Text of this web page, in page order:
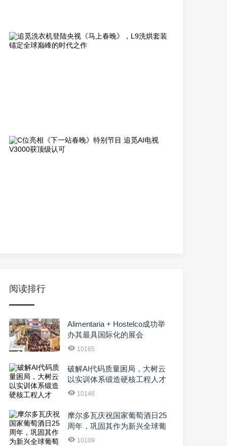
阅读排行
Alimentaria + Hostelco成功举
办其最具国际化的展会
10165
破解AI代码质量困局，大树云
以实训体系锻造硬核工程人才
10146
摩尔多瓦庆祝国家葡萄酒日25
周年，巩固其作为新兴全球葡
萄酒目的地的地位
10109